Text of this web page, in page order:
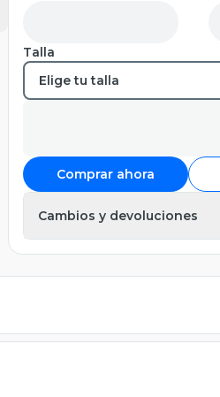
Talla
Comprar ahora
Cambios y devoluciones